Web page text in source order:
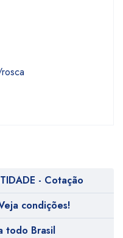
- Cotação
condições!
todo Brasil